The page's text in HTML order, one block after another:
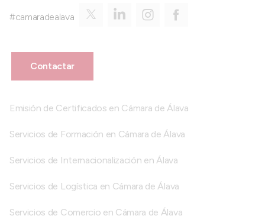
#camaradealava
Contactar
Emisión de Certificados en Cámara de Álava
Servicios de Formación en Cámara de Álava
Servicios de Internacionalización en Álava
Servicios de Logística en Cámara de Álava
Servicios de Comercio en Cámara de Álava